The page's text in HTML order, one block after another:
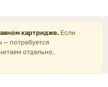
картридже. Если
— потребуется
отдельно.